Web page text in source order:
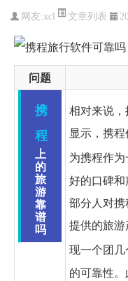
网友:xcl 文章列表
问题
携
程
上
的
旅
游
靠
谱
吗
相对来说
显示，携
为携程作
好的口碑
部分人对
提供的旅
现一个团几
的可靠性